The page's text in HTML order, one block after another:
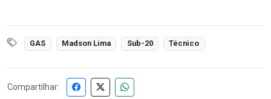
GAS Madson Lima Sub-20 Técnico
Compartilhar: